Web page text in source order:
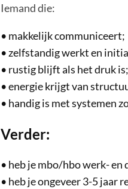
Iemand die:
• makkelijk communiceert;
• zelfstandig werkt en
• rustig blijft als het druk is;
•energie krijgt van
• handig is met systemen
Verder:
• heb je mbo/hbo werk- en
• heb je ongeveer 3-5 jaar